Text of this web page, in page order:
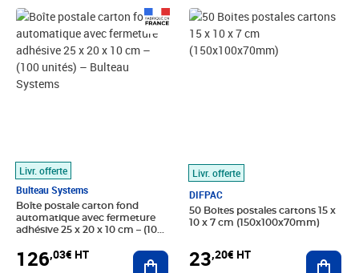
Livr. offerte
Bulteau Systems
Boîte postale carton fond
automatique avec fermeture
adhésive 25 x 20 x 10 cm – (100
126,03€ HT
Prix 126,03€ HT
Ajouter au panier
Livr. offerte
DIFPAC
50 Boites postales cartons 15 x
10 x 7 cm (150x100x70mm)
23,20€ HT
Prix 23,20€ HT